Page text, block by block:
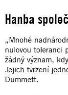
Hanba
„Mnohé
nulovou toleranci
žádný význam,
Jejich tvrzení
Dummett.